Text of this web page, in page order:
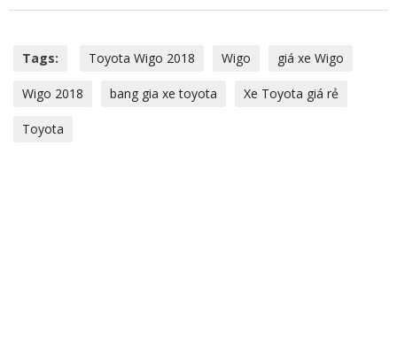
Tags: Toyota Wigo 2018 Wigo giá xe Wigo
Wigo 2018 bang gia xe toyota Xe Toyota giá rẻ
Toyota